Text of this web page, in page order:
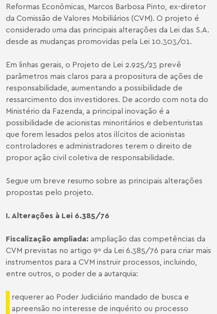
Reformas Econômicas, Marcos Barbosa Pinto, ex-diretor
da Comissão de Valores Mobiliários (CVM). O projeto é
considerado uma das principais alterações da Lei das S.A.
desde as mudanças promovidas pela Lei 10.303/01.
Em linhas gerais, o Projeto de Lei 2.925/23 prevê
parâmetros mais claros para a propositura de ações de
responsabilidade, aumentando a possibilidade de
ressarcimento dos investidores. De acordo com nota do
Ministério da Fazenda, a principal inovação é a
possibilidade de acionistas minoritários e debenturistas
que forem lesados pelos atos ilícitos de acionistas
controladores e administradores terem o direito de
propor ação civil coletiva de responsabilidade.
Segue um breve resumo sobre as principais alterações
propostas pelo projeto.
I. Alterações à Lei 6.385/76
Fiscalização ampliada: ampliação das competências da
CVM previstas no artigo 9º da Lei 6.385/76 para criar mais
instrumentos para a CVM instruir processos, incluindo,
entre outros, o poder de a autarquia:
requerer ao Poder Judiciário mandado de busca e
apreensão no interesse de inquérito ou processo